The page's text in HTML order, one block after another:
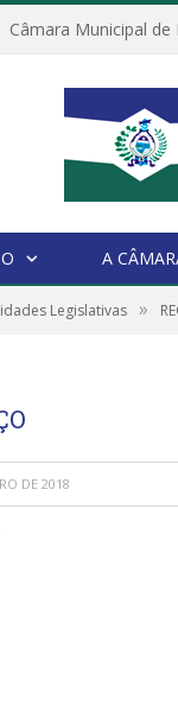
A
Legislativas »
DE 2018